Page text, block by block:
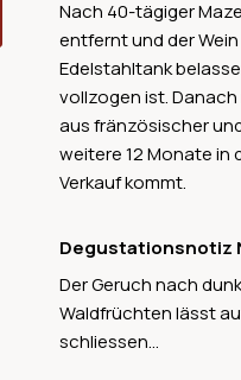
Nach 40-tägiger
entfernt und der
Edelstahltank
vollzogen ist.
aus fränzösischer
weitere 12 Monate in
Verkauf kommt.
Degustationsnotiz
Der Geruch nach
Waldfrüchten lässt
schliessen…